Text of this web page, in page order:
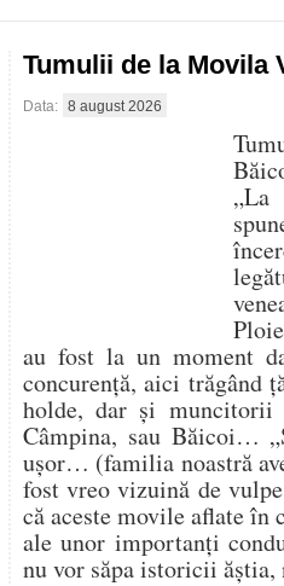
Tumulii de la
Data: 8 august 2026
au fost la un moment
concurență, aici trăgând
holde, dar și muncitorii
Câmpina, sau Băicoi…
ușor… (familia noastră
fost vreo vizuină de
că aceste movile aflate
ale unor importanți
nu vor săpa istoricii